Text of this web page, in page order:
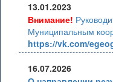
13.01.2023
Внимание!
Муниципальным
https://vk.com/
16.07.2026